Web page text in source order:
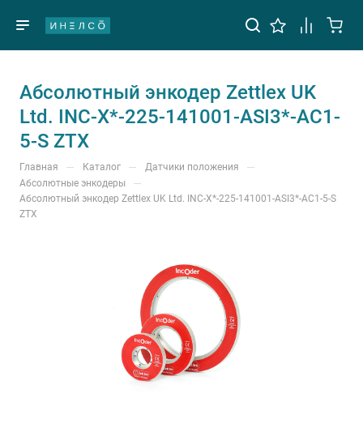
Абсолютный энкодер Zettlex UK
Ltd. INC-X*-225-141001-ASI3*-AC1-
5-S ZTX
Главная — Каталог — Датчики положения —
Абсолютные энкодеры —
Абсолютный энкодер Zettlex UK Ltd. INC-X*-225-141001-ASI3*-AC1-5-S
ZTX